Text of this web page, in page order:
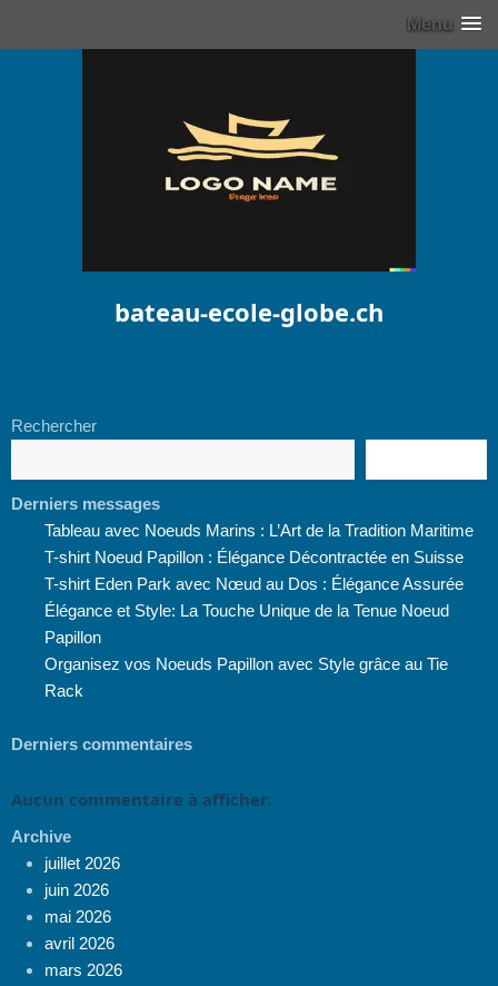
Menu
bateau-ecole-globe.ch
Rechercher
Derniers messages
Tableau avec Noeuds Marins : L’Art de la Tradition Maritime
T-shirt Noeud Papillon : Élégance Décontractée en Suisse
T-shirt Eden Park avec Nœud au Dos : Élégance Assurée
Élégance et Style: La Touche Unique de la Tenue Noeud
Papillon
Organisez vos Noeuds Papillon avec Style grâce au Tie
Rack
Derniers commentaires
Aucun commentaire à afficher.
Archive
juillet 2026
juin 2026
mai 2026
avril 2026
mars 2026